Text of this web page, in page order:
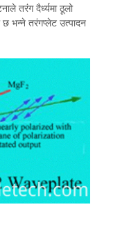
तरंग दैर्ध्यमा ठूलो
छ भन्ने तरंगप्लेट उत्पादन